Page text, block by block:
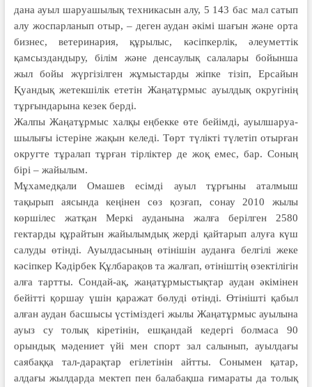
дана ауыл шаруашылық техникасын алу, 5 143 бас мал сатып
алу жоспарланып отыр, – деген аудан әкімі шағын және орта
бизнес, ветеринария, құрылыс, кәсіпкерлік, әлеуметтік
қамсыздандыру, білім және денсаулық салалары бойынша
жыл бойы жүргізілген жұмыстарды жіпке тізіп, Ерсайын
Қуандық жетекшілік ететін Жаңатұрмыс ауылдық округінің
тұрғындарына кезек берді.
Жалпы Жаңатұрмыс халқы еңбекке өте бейімді, ауылшаруа­
шылығы істеріне жақын келеді. Төрт түлікті түлетіп отырған
округте тұралап тұрған тірліктер де жоқ емес, бар. Соның
бірі – жайылым.
Мұхамедқали Омашев есімді ауыл тұрғыны аталмыш
тақырып аясында кеңінен сөз қозғап, сонау 2010 жылы
көршілес жатқан Меркі ауданына жалға берілген 2580
гектарды құрайтын жайылымдық жерді қайтарып алуға күш
салуды өтінді. Ауылдасының өтінішін ауданға белгілі жеке
кәсіпкер Кәдірбек Құлбарақов та жалғап, өтініштің өзектілігін
алға тартты. Сондай-ақ, жаңатұрмыстықтар аудан әкімінен
бейітті қоршау үшін қаражат бөлуді өтінді. Өтінішті қабыл
алған аудан басшысы үстіміздегі жылы Жаңатұрмыс ауылына
ауыз су толық кіретінін, ешқандай кедергі болмаса 90
орындық мәдениет үйі мен спорт зал салынып, ауылдағы
саябаққа тал-дарақтар егілетінін айтты. Сонымен қатар,
алдағы жылдарда мектеп пен балабақша ғимараты да толық